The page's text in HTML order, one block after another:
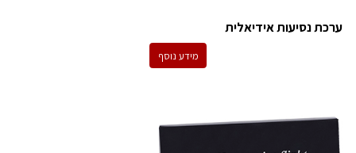
ערכת נסיעות אידיאלית
מידע נוסף